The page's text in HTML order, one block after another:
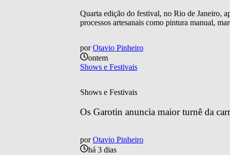
Quarta edição do festival, no Rio de Janeiro,
processos artesanais como pintura manual,
por Otavio Pinheiro
ontem
Shows e Festivais
Shows e Festivais
Os Garotin anuncia maior turnê da
por Otavio Pinheiro
há 3 dias